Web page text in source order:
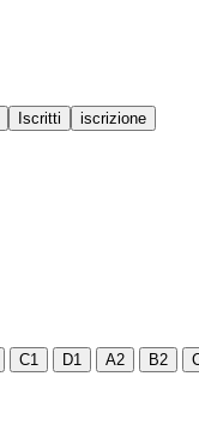
Iscritti
iscrizione
C1 D1 A2 B2